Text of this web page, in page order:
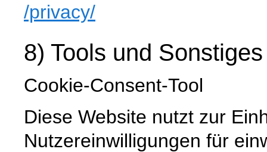
/privacy/
8) Tools und Sonstiges
Cookie-Consent-Tool
Diese Website nutzt zur
Nutzereinwilligungen für